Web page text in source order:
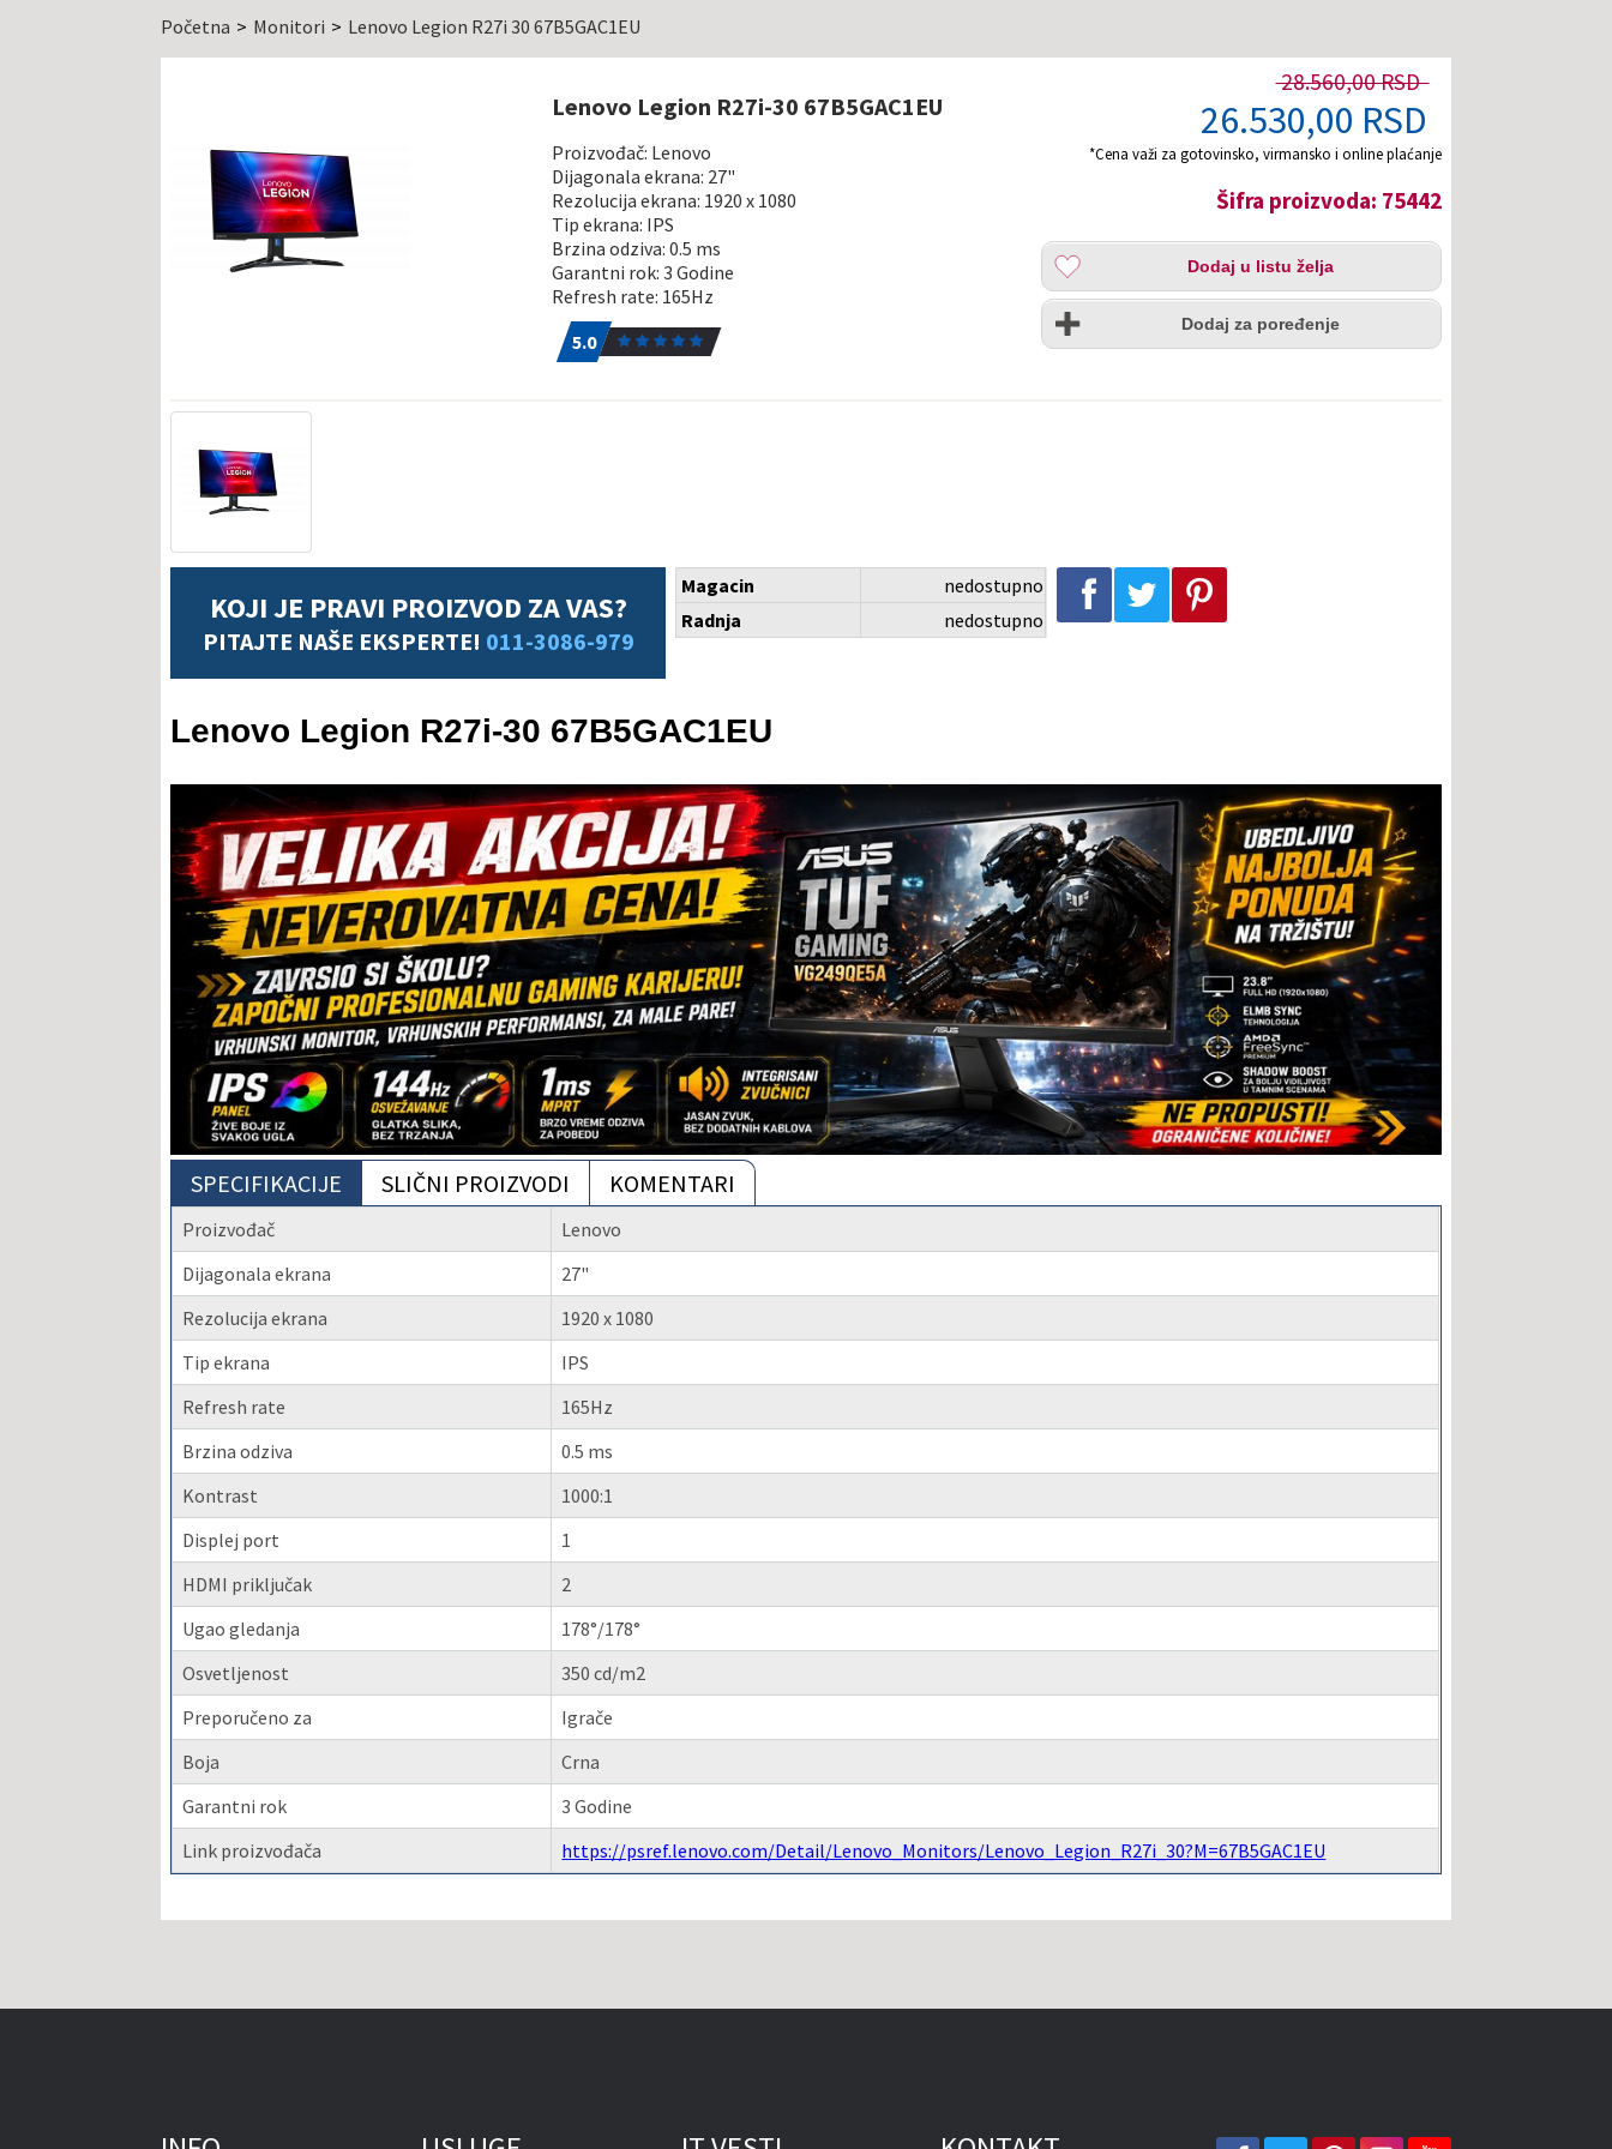
Početna Monitori Lenovo Legion R27i 30 67B5GAC1EU
Lenovo Legion R27i-30 67B5GAC1EU
Proizvođač: Lenovo
Dijagonala ekrana: 27"
Rezolucija ekrana: 1920 x 1080
Tip ekrana: IPS
Brzina odziva: 0.5 ms
Garantni rok: 3 Godine
Refresh rate: 165Hz
5.01
5.0
28.560,00 RSD
26.530,00 RSD
*Cena važi za gotovinsko, virmansko i online plaćanje
Šifra proizvoda: 75442
Dodaj
listu
želja
Dodaj u listu želja
Uporedi
Dodaj za poređenje
KOJI JE PRAVI PROIZVOD ZA VAS?
PITAJTE NAŠE EKSPERTE! 011-3086-979
Magacin
nedostupno
Radnja
nedostupno
Podeli na Facebook-u Podeli na Twitter-u Podeli na Pinterest-u
Lenovo Legion R27i-30 67B5GAC1EU
SPECIFIKACIJE SLIČNI PROIZVODI KOMENTARI
Proizvođač
Lenovo
Dijagonala ekrana
27"
Rezolucija ekrana
1920 x 1080
Tip ekrana
IPS
Refresh rate
165Hz
Brzina odziva
0.5 ms
Kontrast
1000:1
Displej port
1
HDMI priključak
2
Ugao gledanja
178°/178°
Osvetljenost
350 cd/m2
Preporučeno za
Igrače
Boja
Crna
Garantni rok
3 Godine
Link proizvođača
https://psref.lenovo.com/Detail/Lenovo_Monitors/Lenovo_Legion_R27i_30?M=67B5GAC1EU